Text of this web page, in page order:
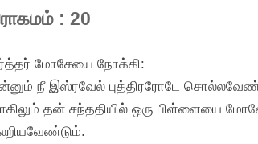
: 20
மோசேயை நோக்கி:
நீ இஸ்ரவேல் புத்திரரோடே
தன் சந்ததியில் ஒரு பிள்ளையை